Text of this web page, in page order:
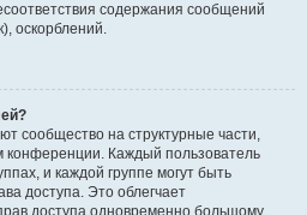
содержания сообщений
оскорблений.
сообщество на структурные части,
Каждый пользователь
и каждой группе могут быть
доступа. Это облегчает
доступа одновременно большому